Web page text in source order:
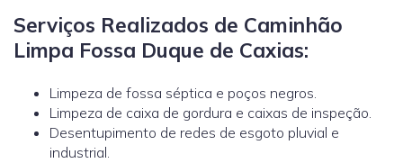
Serviços Realizados de Caminhão
Limpa Fossa Duque de Caxias:
Limpeza de fossa séptica e poços negros.
Limpeza de caixa de gordura e caixas de inspeção.
Desentupimento de redes de esgoto pluvial e
industrial.